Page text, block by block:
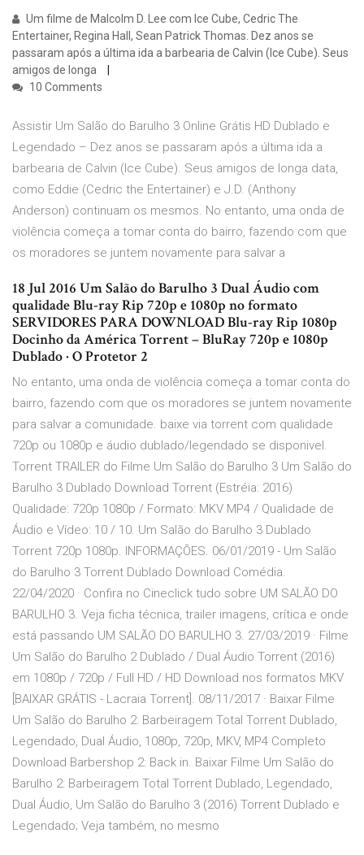
Um filme de Malcolm D. Lee com Ice Cube, Cedric The
Entertainer, Regina Hall, Sean Patrick Thomas. Dez anos se
passaram após a última ida a barbearia de Calvin (Ice Cube). Seus
amigos de longa
10 Comments
Assistir Um Salão do Barulho 3 Online Grátis HD Dublado e
Legendado – Dez anos se passaram após a última ida a
barbearia de Calvin (Ice Cube). Seus amigos de longa data,
como Eddie (Cedric the Entertainer) e J.D. (Anthony
Anderson) continuam os mesmos. No entanto, uma onda de
violência começa a tomar conta do bairro, fazendo com que
os moradores se juntem novamente para salvar a
18 Jul 2016 Um Salão do Barulho 3 Dual Áudio com
qualidade Blu-ray Rip 720p e 1080p no formato
SERVIDORES PARA DOWNLOAD Blu-ray Rip 1080p
Docinho da América Torrent – BluRay 720p e 1080p
Dublado · O Protetor 2
No entanto, uma onda de violência começa a tomar conta do
bairro, fazendo com que os moradores se juntem novamente
para salvar a comunidade. baixe via torrent com qualidade
720p ou 1080p e áudio dublado/legendado se disponivel.
Torrent TRAILER do Filme Um Salão do Barulho 3 Um Salão do
Barulho 3 Dublado Download Torrent (Estréia: 2016)
Qualidade: 720p 1080p / Formato: MKV MP4 / Qualidade de
Áudio e Vídeo: 10 / 10. Um Salão do Barulho 3 Dublado
Torrent 720p 1080p. INFORMAÇÕES. 06/01/2019 - Um Salão
do Barulho 3 Torrent Dublado Download Comédia.
22/04/2020 · Confira no Cineclick tudo sobre UM SALÃO DO
BARULHO 3. Veja ficha técnica, trailer imagens, crítica e onde
está passando UM SALÃO DO BARULHO 3. 27/03/2019 · Filme
Um Salão do Barulho 2 Dublado / Dual Áudio Torrent (2016)
em 1080p / 720p / Full HD / HD Download nos formatos MKV
[BAIXAR GRÁTIS - Lacraia Torrent]. 08/11/2017 · Baixar Filme
Um Salão do Barulho 2: Barbeiragem Total Torrent Dublado,
Legendado, Dual Áudio, 1080p, 720p, MKV, MP4 Completo
Download Barbershop 2: Back in. Baixar Filme Um Salão do
Barulho 2: Barbeiragem Total Torrent Dublado, Legendado,
Dual Áudio, Um Salão do Barulho 3 (2016) Torrent Dublado e
Legendado; Veja também, no mesmo